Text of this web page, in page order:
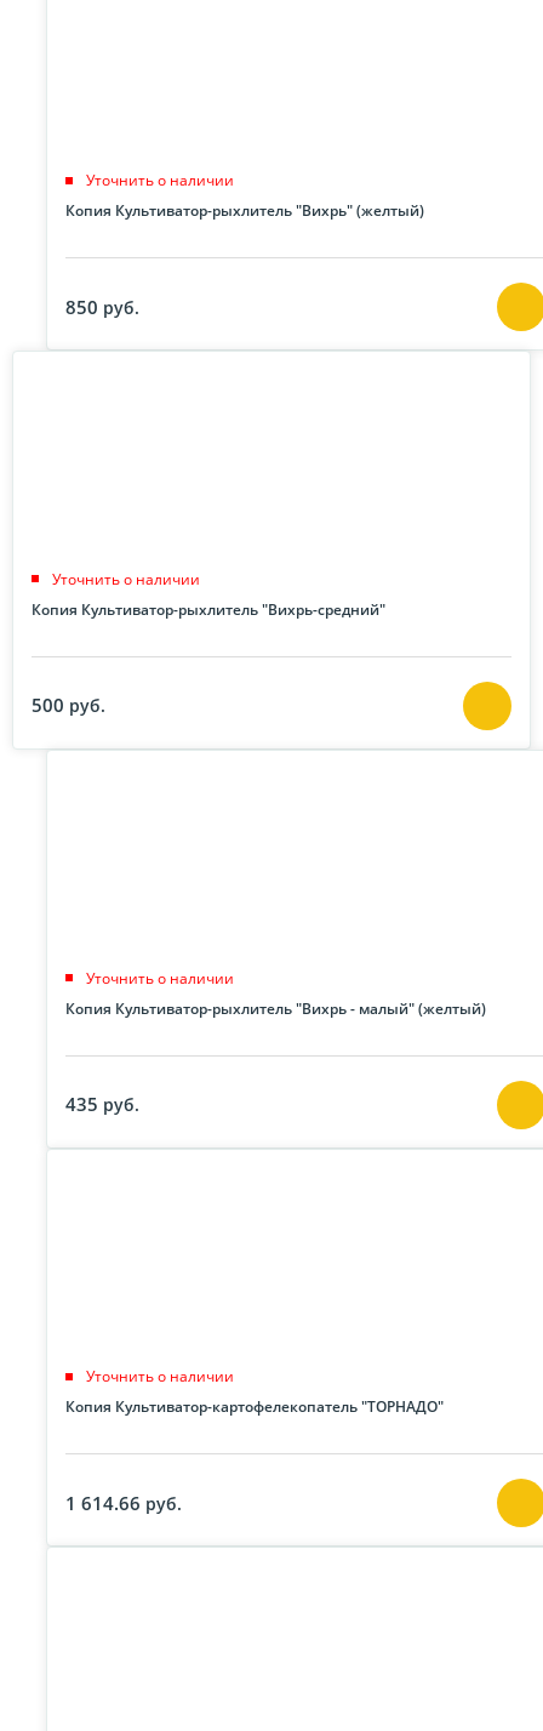
Уточнить о наличии
Копия Культиватор-рыхлитель "Вихрь" (желтый)
850 руб.
Уточнить о наличии
Копия Культиватор-рыхлитель "Вихрь-средний"
500 руб.
Уточнить о наличии
Копия Культиватор-рыхлитель "Вихрь - малый" (желтый)
435 руб.
Уточнить о наличии
Копия Культиватор-картофелекопатель "ТОРНАДО"
1 614.66 руб.